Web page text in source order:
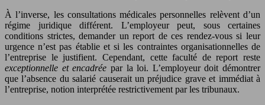
À l’inverse, les consultations médicales personnelles relèvent d’un
régime juridique différent. L’employeur peut, sous certaines
conditions strictes, demander un report de ces rendez-vous si leur
urgence n’est pas établie et si les contraintes organisationnelles de
l’entreprise le justifient. Cependant, cette faculté de report reste
exceptionnelle et encadrée par la loi. L’employeur doit démontrer
que l’absence du salarié causerait un préjudice grave et immédiat à
l’entreprise, notion interprétée restrictivement par les tribunaux.